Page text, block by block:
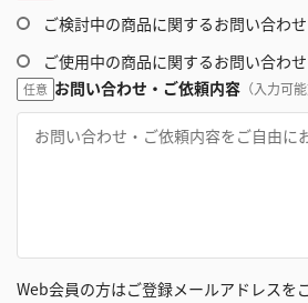
ご検討中の商品に関するお問い合わせ
ご使用中の商品に関するお問い合わせ
任意 お問い合わせ・ご依頼内容 （入力可
Web会員の方はご登録メールアドレスを